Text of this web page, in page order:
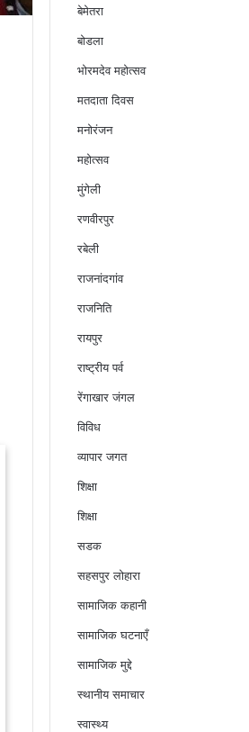
बेमेतरा
बोडला
भोरमदेव महोत्सव
मतदाता दिवस
मनोरंजन
महोत्सव
मुंगेली
रणवीरपुर
रबेली
राजनांदगांव
राजनिति
रायपुर
राष्ट्रीय पर्व
रेंगाखार जंगल
विविध
व्यापार जगत
शिक्षा
शिक्षा
सडक
सहसपुर लोहारा
सामाजिक कहानी
सामाजिक घटनाएँ
सामाजिक मुद्दे
स्थानीय समाचार
स्वास्थ्य